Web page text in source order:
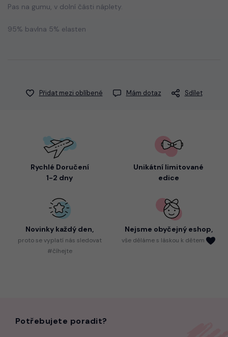
Pas na gumu, v dolní části náplety.
95% bavlna 5% elasten
Přidat mezi oblíbené Mám dotaz Sdílet
Rychlé Doručení
1-2 dny
Unikátní limitované
edice
Novinky každý den,
protose vyplatí nás sledovat
#číhejte
Nejsme obyčejný eshop,
vše děláme s láskou k dětem
Potřebujete poradit?